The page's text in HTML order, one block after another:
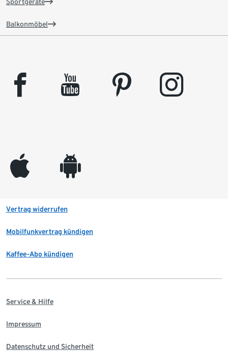
Balkonmöbel
facebook youtube pinterest instagram
appleinc android
Vertrag widerrufen
Mobilfunkvertrag kündigen
Kaffee-Abo kündigen
Service & Hilfe
Impressum
Datenschutz und Sicherheit